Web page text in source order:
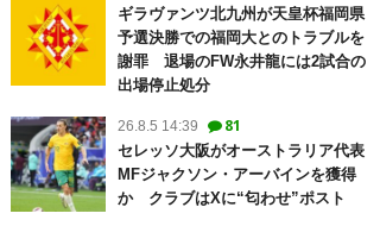
ギラヴァンツ北九州が天皇杯福岡県
予選決勝での福岡大とのトラブルを
謝罪 退場のFW永井龍には2試合の
出場停止処分
26.8.5 14:39 81
セレッソ大阪がオーストラリア代表
MFジャクソン・アーバインを獲得
か クラブはXに“匂わせ”ポスト